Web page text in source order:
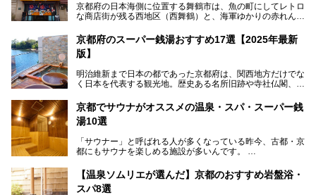
京都府の日本海側に位置する舞鶴市は、魚の町にしてレトロ
な商店街が残る西地区（西舞鶴）と、海軍ゆかりの赤れんが
ます。今回案内するのは西地区に今も残る2軒の銭湯「日の
出湯」と「若の湯」。いずれも国の登録有形文化財に指定さ
れた歴史ある建物でありながら、今も現役のお風呂屋さんで
漁師町や商店街で働く人々を支えてきたこの2軒の銭湯とと
ます。
───
この記事は京都府舞鶴市のPR記事です。
京都府のスーパー銭湯おすすめ17選【2025年最新
版】
明治維新まで日本の都であった京都府は、関西地方だけでな
く日本を代表する観光地。歴史ある名所旧跡や寺社仏閣、そ
今回は、そんな京都府で2025年現在おすすめのスーパー銭
湯を紹介します。
部でレジャー気分を満喫できる温泉施設まで、好みのスーパ
ー銭湯を探してみてくださいね。
京都でサウナがオススメの温泉・スパ・スーパー銭
湯10選
「サウナー」と呼ばれる人が多くなっている昨今、古都・京
都にもサウナを楽しめる施設が多いんです。
自分の好きなサウナを探すのもいいですが、さまざまなサウ
ナを体感してみたいですよね。
【温泉ソムリエが選んだ】京都のおすすめ岩盤浴・
スパ8選